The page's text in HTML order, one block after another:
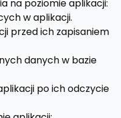
na poziomie aplikacji:
w aplikacji.
przed ich zapisaniem
danych w bazie
po ich odczycie